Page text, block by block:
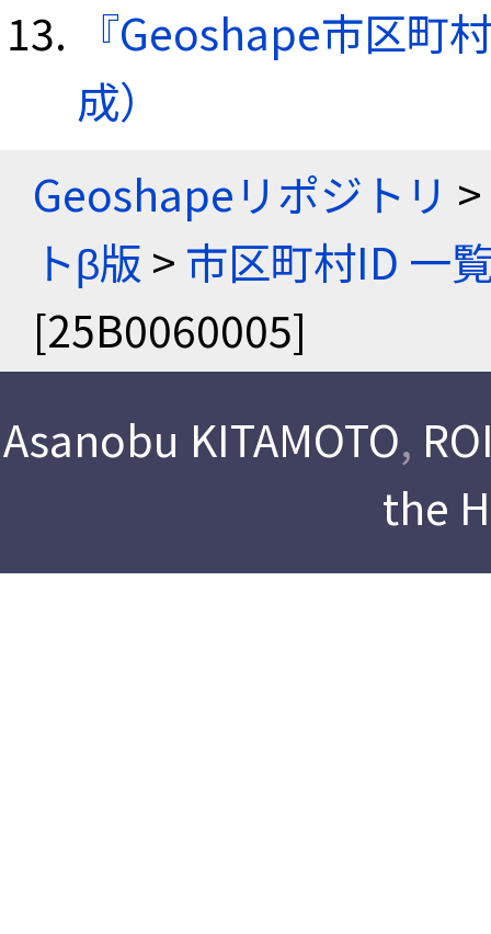
『Geoshape市区町
成）
Geoshapeリポジトリ >
トβ版 > 市区町村ID 一
[25B0060005]
Asanobu KITAMOTO,
the